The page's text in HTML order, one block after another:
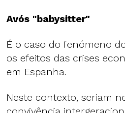
Avós "babysitter"
É o caso do fenómeno
os efeitos das crises
em Espanha.
Neste contexto, seriam